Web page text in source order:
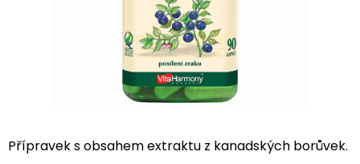
Přípravek s obsahem extraktu z kanadských borůvek.